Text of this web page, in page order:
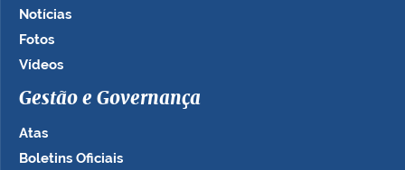
Notícias
Fotos
Vídeos
Gestão e Governança
Atas
Boletins Oficiais